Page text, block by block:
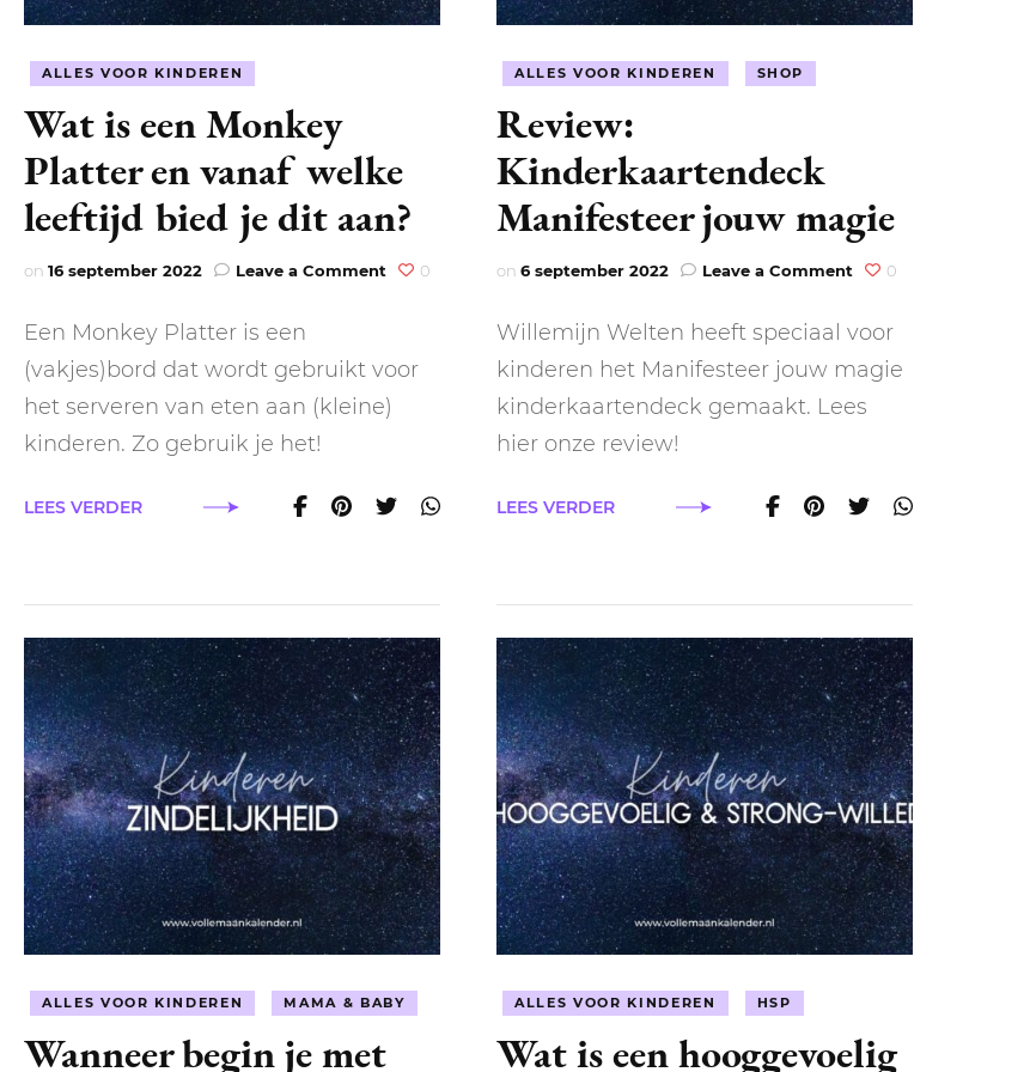
ALLES VOOR KINDEREN
Wat is een Monkey
Platter en vanaf welke
leeftijd bied je dit aan?
on16 september 2022 Leave a Comment on
Monkey
en
bied
0
Een Monkey Platter is een
(vakjes)bord dat wordt gebruikt voor
het serveren van eten aan (kleine)
kinderen. Zo gebruik je het!
LEES VERDER
ALLES VOOR KINDEREN SHOP
Review:
Kinderkaartendeck
Manifesteer jouw magie
on6 september 2022 Leave a Comment on
Manifesteer
jouw
magie
0
Willemijn Welten heeft speciaal voor
kinderen het Manifesteer jouw magie
kinderkaartendeck gemaakt. Lees
hier onze review!
LEES VERDER
ALLES VOOR KINDEREN MAMA & BABY
Wanneer begin je met
ALLES VOOR KINDEREN HSP
Wat is een hooggevoelig